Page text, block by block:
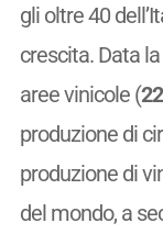
gli oltre 40
crescita. Data
aree vinicole (
produzione di
produzione di
del mondo, a